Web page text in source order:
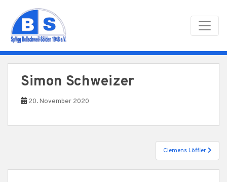
Simon Schweizer
20. November 2020
Clemens Löffler